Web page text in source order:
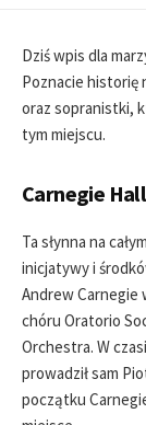
L
S
H
E
A
E
Dziś wpis dla
Poznacie historię
oraz sopranistki,
tym miejscu.
Carnegie Hall
Ta słynna na
inicjatywy i
Andrew Carnegie
chóru Oratorio
Orchestra. W
prowadził sam
początku